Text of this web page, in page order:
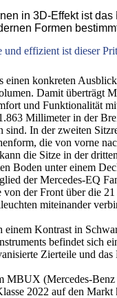
in 3D-Effekt ist
Formen
und effizient ist dieser
konkreten
Damit überträgt
und Funktionalität
Millimeter in der
In der zweiten
die von vorne
die Sitze in der
Boden unter einem
der Mercedes-EQ
der Front über die
miteinander
Kontrast in
befindet sich
Zierteile und
MBUX (Mercedes-
2022 auf den